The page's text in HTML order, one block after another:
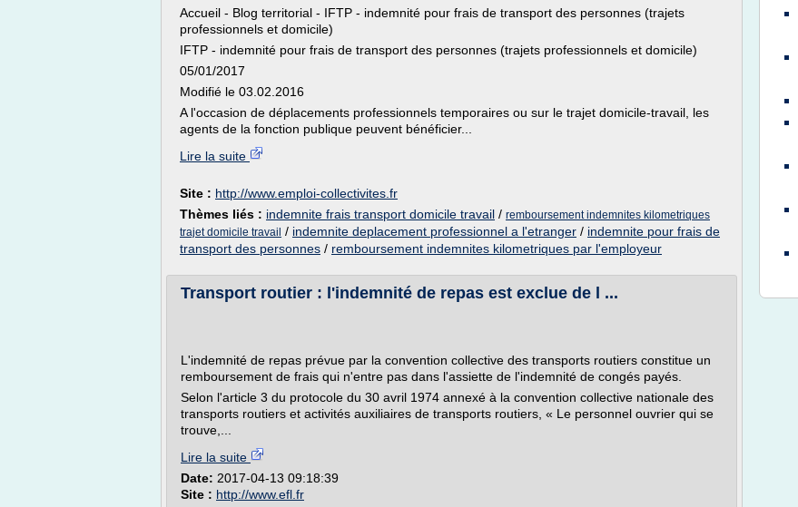
Accueil - Blog territorial - IFTP - indemnité pour frais de transport des personnes (trajets
professionnels et domicile)
IFTP - indemnité pour frais de transport des personnes (trajets professionnels et domicile)
05/01/2017
Modifié le 03.02.2016
A l'occasion de déplacements professionnels temporaires ou sur le trajet domicile-travail, les
agents de la fonction publique peuvent bénéficier...
Lire la suite
Site : http://www.emploi-collectivites.fr
Thèmes liés : indemnite frais transport domicile travail / remboursement indemnites kilometriques
trajet domicile travail / indemnite deplacement professionnel a l'etranger / indemnite pour frais de
transport des personnes / remboursement indemnites kilometriques par l'employeur
Transport routier : l'indemnité de repas est exclue de l ...
L'indemnité de repas prévue par la convention collective des transports routiers constitue un
remboursement de frais qui n'entre pas dans l'assiette de l'indemnité de congés payés.
Selon l'article 3 du protocole du 30 avril 1974 annexé à la convention collective nationale des
transports routiers et activités auxiliaires de transports routiers, « Le personnel ouvrier qui se
trouve,...
Lire la suite
Date: 2017-04-13 09:18:39
Site : http://www.efl.fr